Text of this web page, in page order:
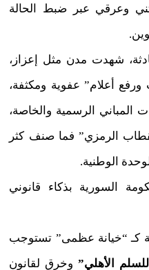
وعرقي عبر ضبط الحالة
شهدت مدن مثل إعزاز،
أعلام” عفوية ومكثفة،
المباني الرسمية والخاصة،
الرمزي” فما صنف كثر
الوطنية.
السورية بذكاء قانوني
كـ “خيانة عظمى” تستوجب
الأهلي”وخرق لقانون